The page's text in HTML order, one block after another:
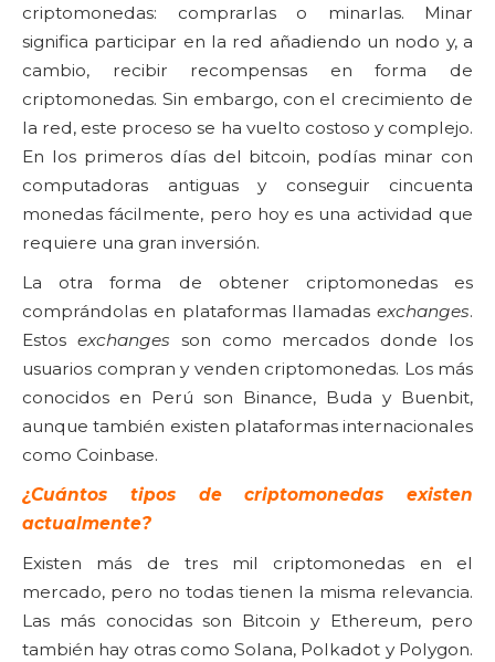
criptomonedas: comprarlas o minarlas. Minar
significa participar en la red añadiendo un nodo y, a
cambio, recibir recompensas en forma de
criptomonedas. Sin embargo, con el crecimiento de
la red, este proceso se ha vuelto costoso y complejo.
En los primeros días del bitcoin, podías minar con
computadoras antiguas y conseguir cincuenta
monedas fácilmente, pero hoy es una actividad que
requiere una gran inversión.
La otra forma de obtener criptomonedas es
comprándolas en plataformas llamadas exchanges.
Estos exchanges son como mercados donde los
usuarios compran y venden criptomonedas. Los más
conocidos en Perú son Binance, Buda y Buenbit,
aunque también existen plataformas internacionales
como Coinbase.
¿Cuántos tipos de criptomonedas existen
actualmente?
Existen más de tres mil criptomonedas en el
mercado, pero no todas tienen la misma relevancia.
Las más conocidas son Bitcoin y Ethereum, pero
también hay otras como Solana, Polkadot y Polygon.